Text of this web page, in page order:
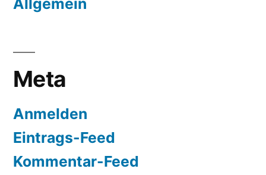
Meta
Anmelden
Eintrags-Feed
Kommentar-Feed